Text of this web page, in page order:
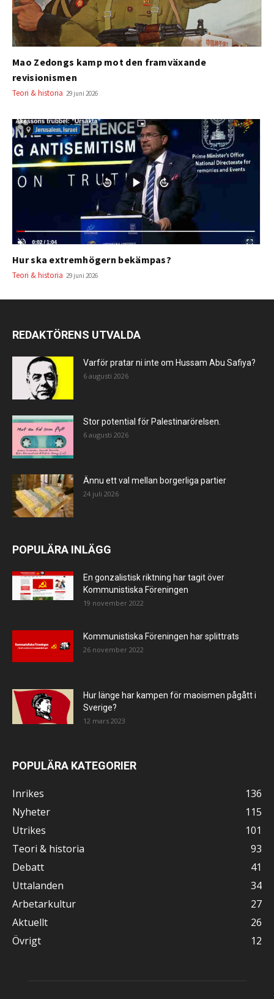
Mao Zedongs kamp mot den framväxande
revisionismen
Teori & historia 29 juni 2026
Hur ska extremhögern bekämpas?
Teori & historia 29 juni 2026
REDAKTÖRENS UTVALDA
Varför pratar ni inte om Hussam Abu Safiya?
6 augusti 2026
Stor potential för Palestinarörelsen.
6 augusti 2026
Ännu ett val mellan borgerliga partier
24 juli 2026
POPULÄRA INLÄGG
En gonzalistisk riktning har tagit över
Kommunistiska Föreningen
19 november 2022
Kommunistiska Föreningen har splittrats
26 november 2022
Hur länge har kampen för maoismen pågått i
Sverige?
12 mars 2023
POPULÄRA KATEGORIER
Inrikes
136
Nyheter
115
Utrikes
101
Teori & historia
93
Debatt
41
Uttalanden
34
Arbetarkultur
27
Aktuellt
26
Övrigt
12